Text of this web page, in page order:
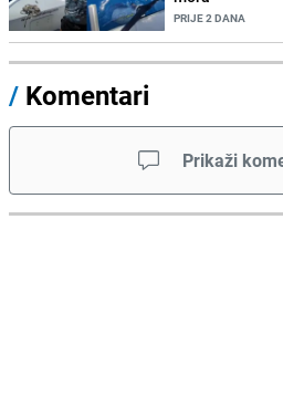
PRIJE 2 DANA
/ Komentari
Prikaži